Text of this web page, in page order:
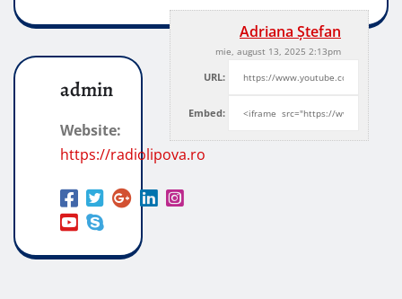
Adriana Ștefan
mie, august 13, 2025 2:13pm
URL:
Embed:
admin
Website:
https://radiolipova.ro